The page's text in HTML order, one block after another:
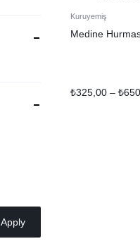
Kuruyemiş
Medine
₺325,00 – ₺
Apply